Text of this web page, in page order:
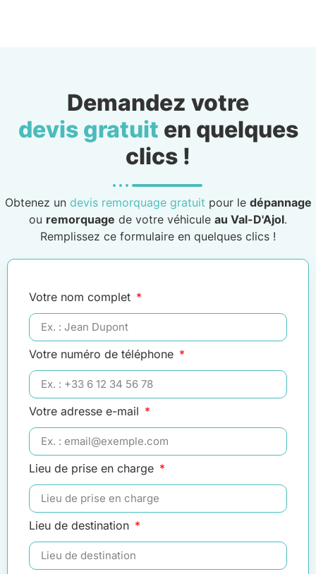
Demandez votre
devis gratuit en quelques
clics !
Obtenez un devis remorquage gratuit pour le dépannage
ou remorquage de votre véhicule au Val-D'Ajol.
Remplissez ce formulaire en quelques clics !
Votre nom complet
Votre numéro de téléphone
Votre adresse e-mail
Lieu de prise en charge
Lieu de destination